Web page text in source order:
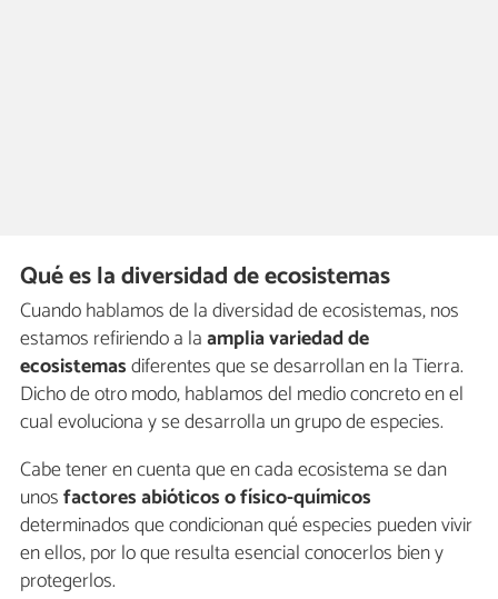
Qué es la diversidad de ecosistemas
Cuando hablamos de la diversidad de ecosistemas, nos
estamos refiriendo a laamplia variedad de
ecosistemasdiferentes que se desarrollan en la Tierra.
Dicho de otro modo, hablamos del medio concreto en el
cual evoluciona y se desarrolla un grupo de especies.
Cabe tener en cuenta que en cada ecosistema se dan
unosfactores abióticos o físico-químicos
determinados que condicionan qué especies pueden vivir
en ellos, por lo que resulta esencial conocerlos bien y
protegerlos.